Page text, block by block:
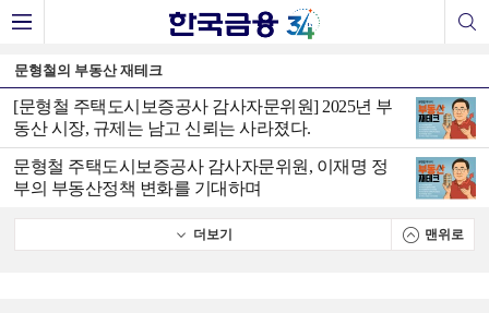
문형철의 부동산 재테크
[문형철 주택도시보증공사 감사자문위원] 2025년 부
동산 시장, 규제는 남고 신뢰는 사라졌다.
문형철 주택도시보증공사 감사자문위원, 이재명 정
부의 부동산정책 변화를 기대하며
더보기 맨위로